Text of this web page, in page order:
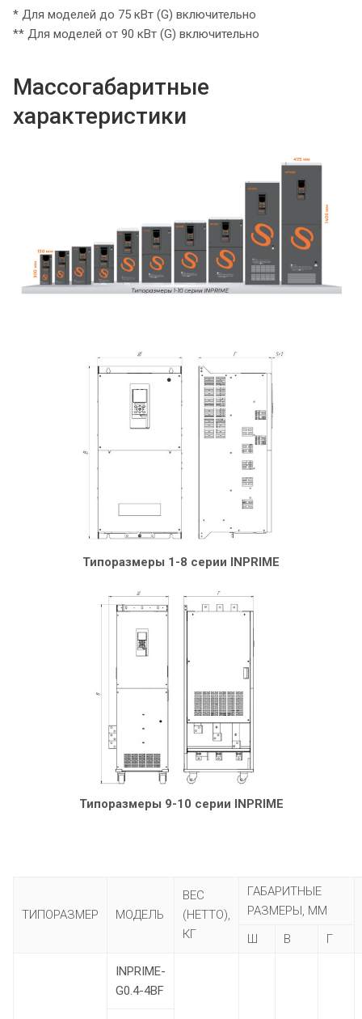
* Для моделей до 75 кВт (G) включительно
** Для моделей от 90 кВт (G) включительно
Массогабаритные
характеристики
Типоразмеры 1-8 серии INPRIME
Типоразмеры 9-10 серии INPRIME
ТИПОРАЗМЕР МОДЕЛЬ
ВЕС
(НЕТТО),
КГ
ГАБАРИТНЫЕ
РАЗМЕРЫ, ММ
Ш
В Г
INPRIME-
G0.4-4BF